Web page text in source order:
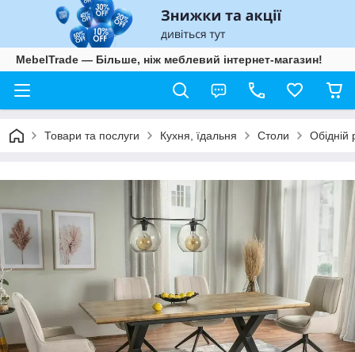
MebelTrade — Більше, ніж меблевий інтернет-магазин!
Товари та послуги Кухня, їдальня Столи Обідній